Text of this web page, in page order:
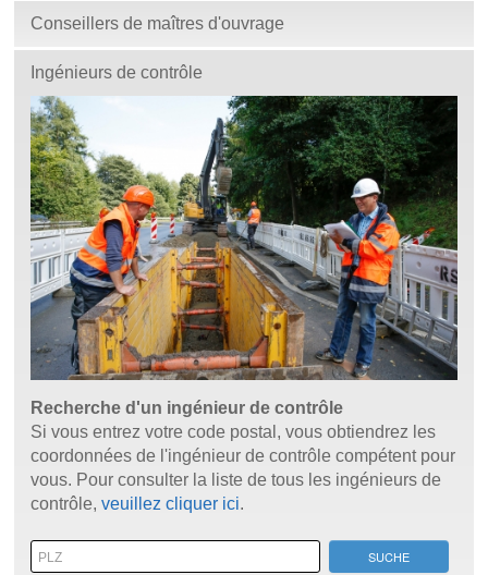
Conseillers de maîtres d'ouvrage
Ingénieurs de contrôle
Recherche d'un ingénieur de contrôle
Si vous entrez votre code postal, vous obtiendrez les
coordonnées de l'ingénieur de contrôle compétent pour
vous. Pour consulter la liste de tous les ingénieurs de
contrôle,veuillez cliquer ici.
SUCHE